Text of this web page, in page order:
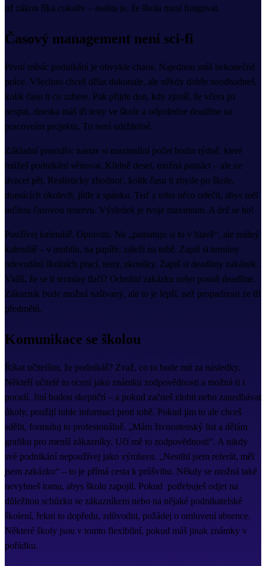
už zákon říká cokoliv – realita je, že škola musí fungovat.
Časový management není sci-fi
První měsíc podnikání je obvykle chaos. Najednou máš nekonečně
práce. Všechno chceš dělat dokonale, ale někdy dobře neodhadneš,
kolik času ti co zabere. Pak přijde den, kdy zjistíš, že včera jsi
nespal, dneska máš tři testy ve škole a odpoledne deadline na
pracovním projektu. To není udržitelné.
Základní pravidlo: nastav si maximální počet hodin týdně, které
můžeš podnikání věnovat. Klidně deset, možná patnáct – ale ne
dvacet pět. Realisticky zhodnoť, kolik času ti zbyde po škole,
domácích úkolech, jídle a spánku. Teď z toho něco odečti, abys měl
určitou časovou rezervu. Výsledek je tvoje maximum. A drž se ho!
Používej kalendář. Opravdu. Ne „pamatuju si to v hlavě“, ale reálný
kalendář – v mobilu, na papíře, záleží na tobě. Zapiš si termíny
odevzdání školních prací, testy, zkoušky. Zapiš si deadliny zakázek.
Vidíš, že se ti termíny tlačí? Odmítni zakázku nebo posuň deadline.
Zákazník bude možná naštvaný, ale to je lepší, než propadnout ze tří
předmětů.
Komunikace se školou
Říkat učitelům, že podnikáš? Zvaž, co to bude mít za následky.
Někteří učitelé to ocení jako známku zodpovědnosti a možná ti i
poradí. Jiní budou skeptičtí – a pokud začneš zlobit nebo zanedbávat
úkoly, použijí tuhle informaci proti tobě. Pokud jim to ale chceš
sdělit, formuluj to profesionálně. „Mám živnostenský list a dělám
grafiku pro menší zákazníky. Učí mě to zodpovědnosti“. A nikdy
své podnikání nepoužívej jako výmluvu. „Nestihl jsem referát, měl
jsem zakázku“ – to je přímá cesta k průšvihu. Někdy se možná také
nevyhneš tomu, abys školu zapojil. Pokud potřebuješ odjet na
důležitou schůzku se zákazníkem nebo na nějaké podnikatelské
školení, řekni to dopředu, zdůvodni, požádej o omluvení absence.
Některé školy jsou v tomto flexibilní, pokud máš jinak známky v
pořádku.